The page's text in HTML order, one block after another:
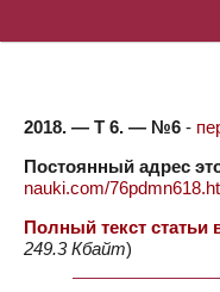
2018. — Т 6. — №6 -
Постоянный адрес
nauki.com/
Полный текст статьи
249.3 Кбайт)